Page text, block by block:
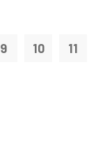
9 10 11